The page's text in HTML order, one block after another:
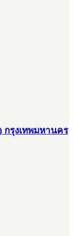
กรุงเทพมหานคร